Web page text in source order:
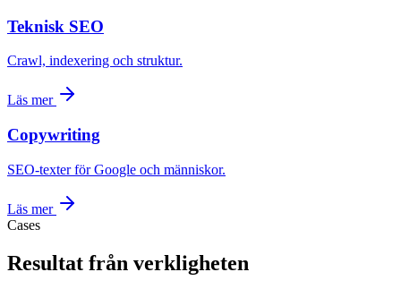
Teknisk SEO
Crawl, indexering och struktur.
Läs mer
Copywriting
SEO-texter för Google och människor.
Läs mer
Cases
Resultat från verkligheten